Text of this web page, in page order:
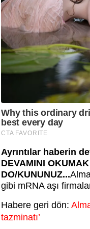
Ayrıntılar haberin
DEVAMINI
DO/KUNUNUZ...
gibi mRNA aşı
Habere geri dön:
tazminatı’